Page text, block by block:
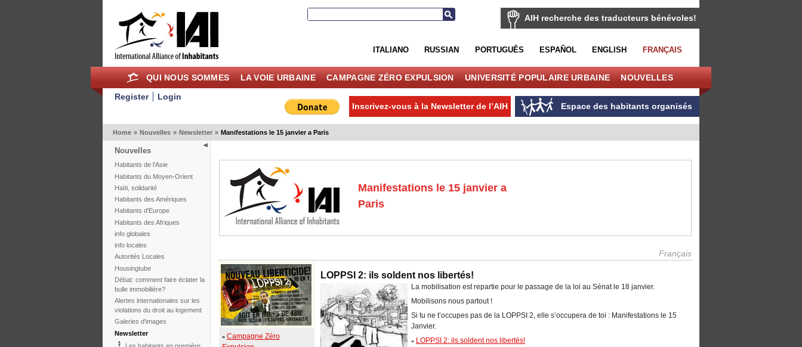
AIH recherche des traducteurs bénévoles!
ITALIANO RUSSIAN PORTUGUÊS ESPAÑOL ENGLISH FRANÇAIS
QUI NOUS SOMMES LA VOIE URBAINE CAMPAGNE ZÉRO EXPULSION UNIVERSITÉ POPULAIRE URBAINE NOUVELLES
Register
Login
Espace des habitants organisés
Inscrivez-vous à la Newsletter de l’AIH
Home » Nouvelles » Newsletter » Manifestations le 15 janvier a Paris
Nouvelles
Habitants de l'Asie
Habitants du Moyen-Orient
Haïti, solidarité
Habitants des Amériques
Habitants d'Europe
Habitants des Afriques
info globales
info locales
Autorités Locales
Housingtube
Débat: comment faire éclater la
bulle immobilière?
Alertes internationales sur les
violations du droit au logement
Galeries d'images
Newsletter
Manifestations le 15 janvier a
Paris
Français
»Campagne Zéro
LOPPSI 2: ils soldent nos libertés!
La mobilisation est repartie pour le passage de la loi au Sénat le 18 janvier.
Mobilisons nous partout !
Si tu ne t’occupes pas de la LOPPSI 2, elle s’occupera de toi : Manifestations le 15
Janvier.
» LOPPSI 2: ils soldent nos libertés!